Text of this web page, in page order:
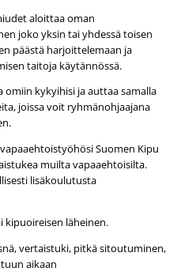
aloittaa oman
joko yksin tai yhdessä toisen
päästä harjoittelemaan ja
taitoja käytännössä.
kykyihisi ja auttaa samalla
joissa voit ryhmänohjaajana
Suomen Kipu
muilta vapaaehtoisilta.
lisäkoulutusta
kipuoireisen läheinen.
vertaistuki, pitkä sitoutuminen,
aikaan